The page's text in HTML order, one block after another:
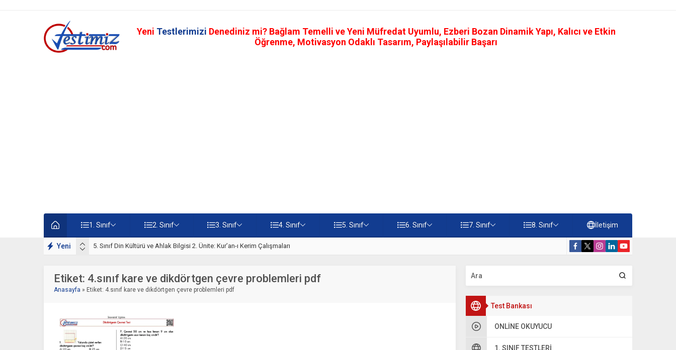
Yeni Testlerimizi Denediniz mi? Bağlam Temelli ve Yeni Müfredat Uyumlu, Ezberi Bozan Dinamik Yapı, Kalıcı ve Etkin
Öğrenme, Motivasyon Odaklı Tasarım, Paylaşılabilir Başarı
1. Sınıf 2. Sınıf 3. Sınıf 4. Sınıf 5. Sınıf 6. Sınıf 7. Sınıf 8. Sınıf İletişim
Yeni 5. Sınıf Kur’an-ı Kerim ve Temel Özellikleri Testi – Online Çöz
Test Bankası
ONLINE OKUYUCU
1. SINIF TESTLERI
Etiket: 4.sınıf kare ve dikdörtgen çevre problemleri pdf
Anasayfa » Etiket: 4.sınıf kare ve dikdörtgen çevre problemleri pdf